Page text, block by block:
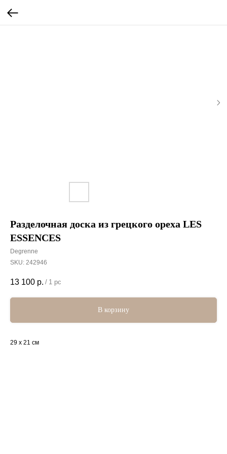
Разделочная доска из грецкого ореха LES
ESSENCES
Degrenne
SKU: 242946
13 100 р. / 1 pc
В корзину
29 x 21 см